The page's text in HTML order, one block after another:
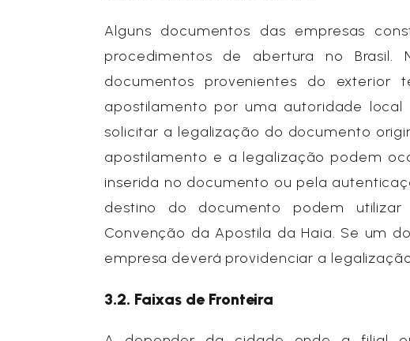
Alguns documentos das empresas
procedimentos de abertura no
documentos provenientes do
apostilamento por uma autoridade
solicitar a legalização do documento
apostilamento e a legalização podem
inserida no documento ou pela
destino do documento podem
Convenção da Apostila da Haia. Se um
empresa deverá providenciar a
3.2. Faixas de Fronteira